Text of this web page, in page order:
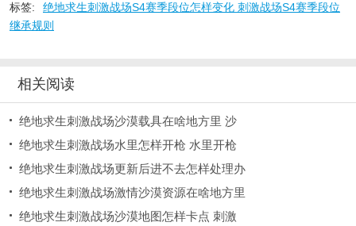
标签:
绝地求生刺激战场S4赛季段位怎样变化 刺激战场S4赛季段位
继承规则
相关阅读
绝地求生刺激战场沙漠载具在啥地方里 沙
绝地求生刺激战场水里怎样开枪 水里开枪
绝地求生刺激战场更新后进不去怎样处理办
绝地求生刺激战场激情沙漠资源在啥地方里
绝地求生刺激战场沙漠地图怎样卡点 刺激